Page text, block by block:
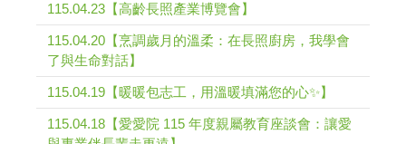
115.04.23【高齡長照產業博覽會】
115.04.20【烹調歲月的溫柔：在長照廚房，我學會
了與生命對話】
115.04.19【暖暖包志工，用溫暖填滿您的心✨】
115.04.18【愛愛院 115 年度親屬教育座談會：讓愛